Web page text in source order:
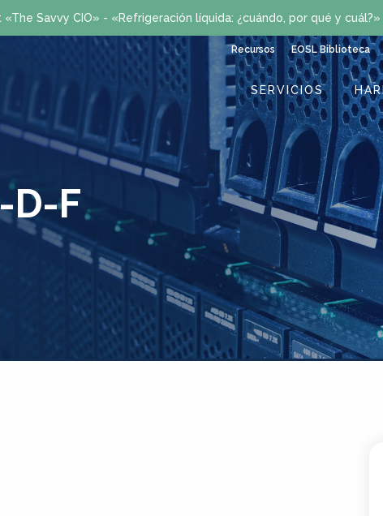
«The Savvy CIO» - «Refrigeración líquida: ¿cuándo, por qué y cuál?»
Recursos EOSL Biblioteca
SERVICIOS
D-F